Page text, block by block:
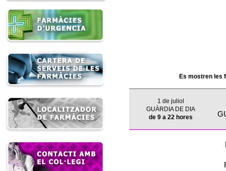
Es mostren les
1 de juliol
GUÀRDIA DE DIA
de 9 a 22 hores